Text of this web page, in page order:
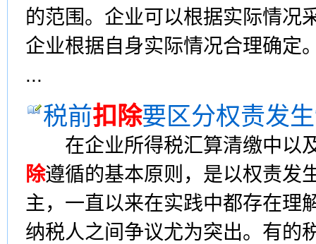
的范围。企业可以根据实际情况
企业根据自身实际情况合理确定
...
税前扣除要区分权责发
在企业所得税汇算清缴中以
除遵循的基本原则，是以权责发
主，一直以来在实践中都存在理
纳税人之间争议尤为突出。有的